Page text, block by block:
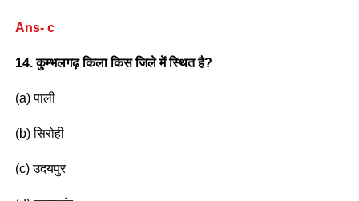
Ans- c
14. कुम्भलगढ़ किला किस जिले में स्थित है?
(a) पाली
(b) सिरोही
(c) उदयपुर